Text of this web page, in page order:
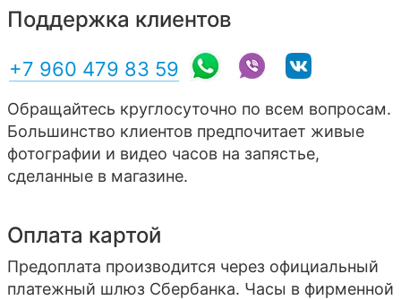
Поддержка клиентов
+7 960 479 83 59
Обращайтесь круглосуточно по всем вопросам.
Большинство клиентов предпочитает живые
фотографии и видео часов на запястье,
сделанные в магазине.
Оплата картой
Предоплата производится через официальный
платежный шлюз Сбербанка. Часы в фирменной